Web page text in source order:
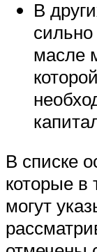
В
масле
В списке
которые в
могут